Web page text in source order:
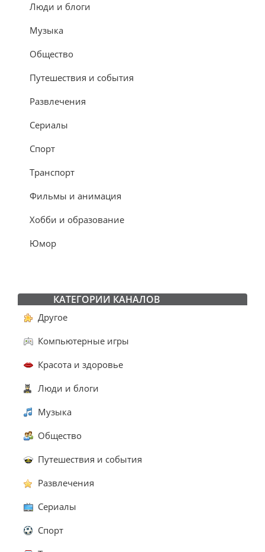
Люди и блоги
Музыка
Общество
Путешествия и события
Развлечения
Сериалы
Спорт
Транспорт
Фильмы и анимация
Хобби и образование
Юмор
КАТЕГОРИИ КАНАЛОВ
Другое
Компьютерные игры
Красота и здоровье
Люди и блоги
Музыка
Общество
Путешествия и события
Развлечения
Сериалы
Спорт